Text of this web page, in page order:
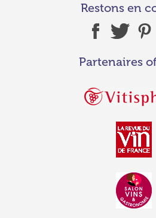
Restons en
Partenaires